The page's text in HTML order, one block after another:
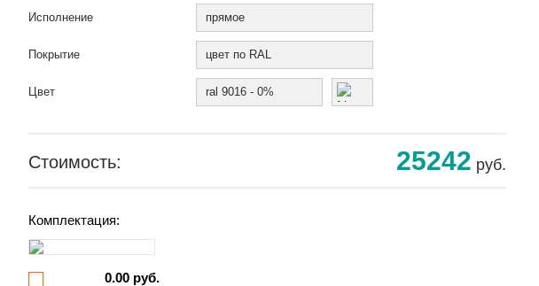
Исполнение прямое
Покрытие цвет по RAL
Цвет ral 9016 - 0%
Стоимость: 25242 руб.
Комплектация:
0.00 руб.